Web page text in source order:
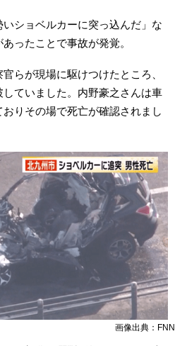
ショベルカーに突っ込んだ」な
ったことで事故が発覚。
らが現場に駆けつけたところ、
ていました。内野豪之さんは車
りその場で死亡が確認されまし
画像出典：FNN